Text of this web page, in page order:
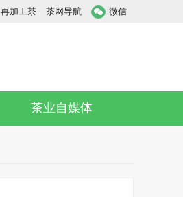
再加工茶 茶网导航 微信
茶业自媒体